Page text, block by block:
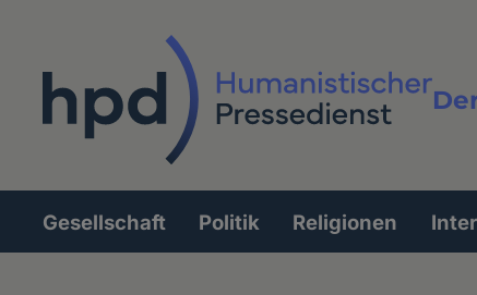
Hauptnavigation
Gesellschaft Politik Religionen